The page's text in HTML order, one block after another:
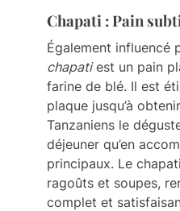
Chapati : Pain
Également influencé
chapatiest un pain
farine de blé. Il est
plaque jusqu’à
Tanzaniens le
déjeuner qu’en
principaux. Le
ragoûts et soupes,
complet et